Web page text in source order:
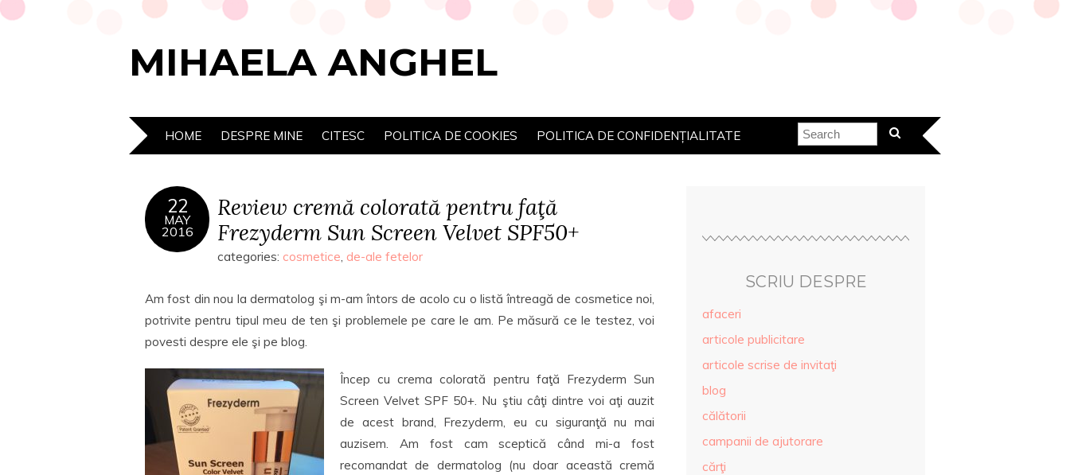
MIHAELA ANGHEL
HOME DESPRE MINE CITESC POLITICA DE COOKIES POLITICA DE CONFIDENȚIALITATE
22
MAY
2016
Review cremă colorată pentru faţă
Frezyderm Sun Screen Velvet SPF50+
categories: cosmetice, de-ale fetelor
Am fost din nou la dermatolog şi m-am întors de acolo cu o listă întreagă de cosmetice noi,
potrivite pentru tipul meu de ten şi problemele pe care le am. Pe măsură ce le testez, voi
povesti despre ele şi pe blog.
Încep cu crema colorată pentru faţă Frezyderm Sun
Screen Velvet SPF 50+. Nu ştiu câţi dintre voi aţi auzit
de acest brand, Frezyderm, eu cu siguranţă nu mai
auzisem. Am fost cam sceptică când mi-a fost
recomandat de dermatolog (nu doar această cremă
SCRIU DESPRE
afaceri
articole publicitare
articole scrise de invitaţi
blog
călătorii
campanii de ajutorare
cărţi